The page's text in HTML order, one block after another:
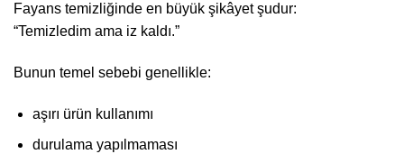
Fayans temizliğinde en büyük şikâyet şudur:
“Temizledim ama iz kaldı.”
Bunun temel sebebi genellikle:
aşırı ürün kullanımı
durulama yapılmaması